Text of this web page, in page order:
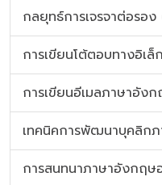
กลยุทธ์การเจรจาต่อร
การเขียนโต้ตอบทางอิเล็
การเขียนอีเมลภาษาอัง
เทคนิคการพัฒนาบุคลิกภ
การสนทนาภาษาอังกฤษ